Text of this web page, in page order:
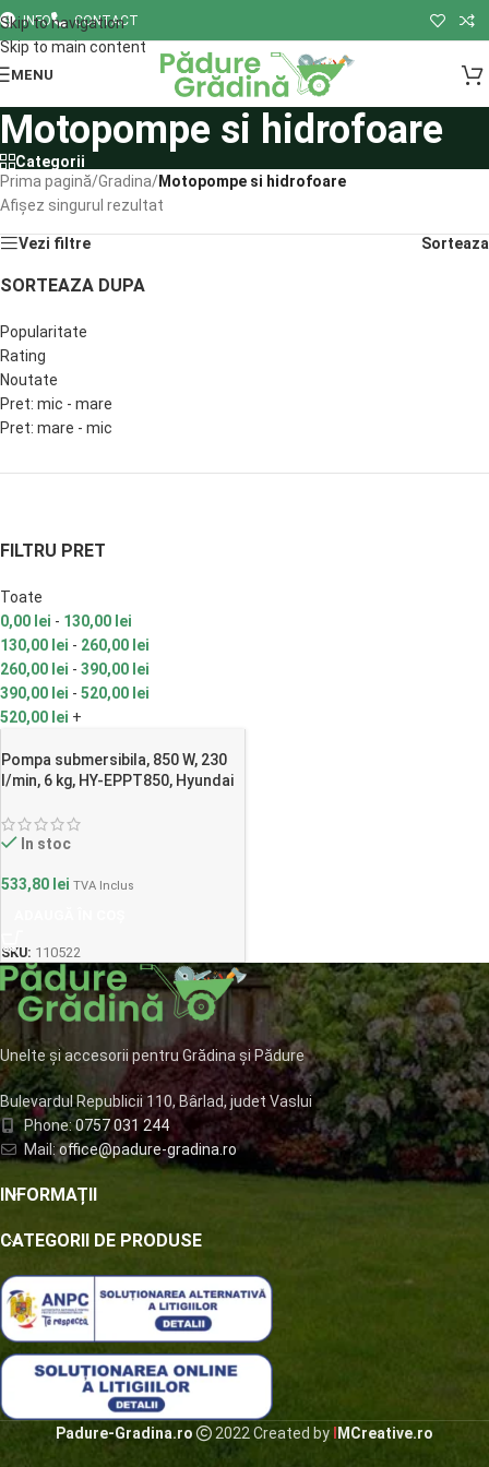
Skip to navigation
Skip to main content
INFO CONTACT
MENU
Motopompe si hidrofoare
Categorii
Prima pagină/Gradina/Motopompe si hidrofoare
Afișez singurul rezultat
Vezi filtre Sorteaza
SORTEAZA DUPA
Popularitate
Rating
Noutate
Pret: mic - mare
Pret: mare - mic
FILTRU PRET
Toate
0,00 lei - 130,00 lei
130,00 lei - 260,00 lei
260,00 lei - 390,00 lei
390,00 lei - 520,00 lei
520,00 lei +
Pompa submersibila, 850 W, 230
l/min, 6 kg, HY-EPPT850, Hyundai
In stoc
533,80 lei TVA Inclus
SKU: 110522
Unelte și accesorii pentru Grădina și Pădure
Bulevardul Republicii 110, Bârlad, judet Vaslui
Phone:0757 031 244
Mail:office@padure-gradina.ro
INFORMAȚII
CATEGORII DE PRODUSE
Padure-Gradina.ro 2022 Created by MCreative.ro